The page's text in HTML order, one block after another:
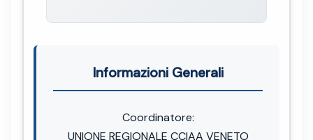
Informazioni Generali
Coordinatore:
UNIONE REGIONALE CCIAA VENETO